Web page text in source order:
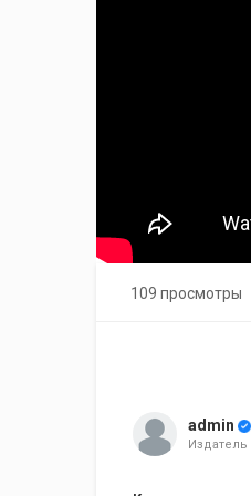
109 просмотры
admin
Издатель